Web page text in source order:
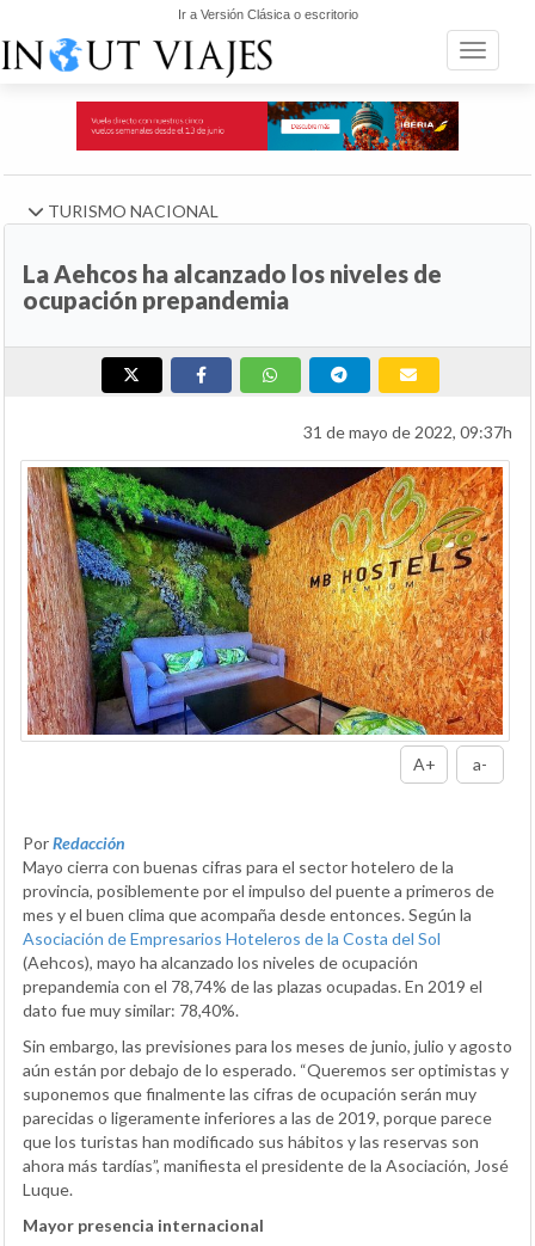
Ir a Versión Clásica o escritorio
Toggle
TURISMO NACIONAL
La Aehcos ha alcanzado los niveles de
ocupación prepandemia
31 de mayo de 2022, 09:37h
A+ a-
PorRedacción
Mayo cierra con buenas cifras para el sector hotelero de la
provincia, posiblemente por el impulso del puente a primeros de
mes y el buen clima que acompaña desde entonces. Según la
Asociación de Empresarios Hoteleros de la Costa del Sol
(Aehcos), mayo ha alcanzado los niveles de ocupación
prepandemia con el 78,74% de las plazas ocupadas. En 2019 el
dato fue muy similar: 78,40%.
Sin embargo, las previsiones para los meses de junio, julio y agosto
aún están por debajo de lo esperado. “Queremos ser optimistas y
suponemos que finalmente las cifras de ocupación serán muy
parecidas o ligeramente inferiores a las de 2019, porque parece
que los turistas han modificado sus hábitos y las reservas son
ahora más tardías”, manifiesta el presidente de la Asociación, José
Luque.
Mayor presencia internacional